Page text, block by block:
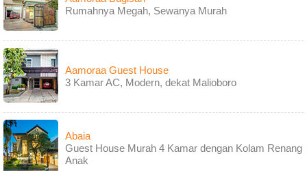
Rumahnya Megah, Sewanya Murah
Aamoraa Guest House
3 Kamar AC, Modern, dekat Malioboro
Abaia
Guest House Murah 4 Kamar dengan Kolam Renang
Anak